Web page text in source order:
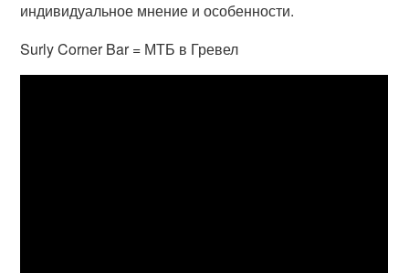
индивидуальное мнение и особенности.
Surly Corner Bar = МТБ в Гревел